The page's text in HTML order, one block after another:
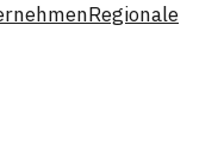
Regionale